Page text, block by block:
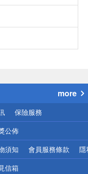
more
保險服務
公佈
須知 會員服務條款 隱
信箱